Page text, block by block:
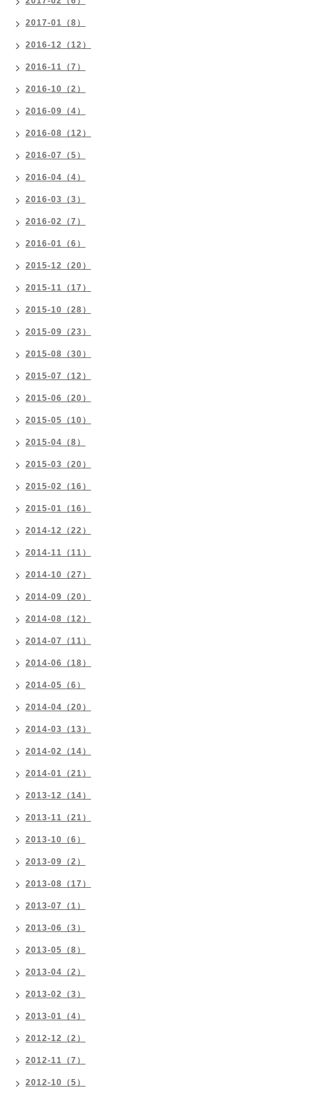
2017-01（8）
2016-12（12）
2016-11（7）
2016-10（2）
2016-09（4）
2016-08（12）
2016-07（5）
2016-04（4）
2016-03（3）
2016-02（7）
2016-01（6）
2015-12（20）
2015-11（17）
2015-10（28）
2015-09（23）
2015-08（30）
2015-07（12）
2015-06（20）
2015-05（10）
2015-04（8）
2015-03（20）
2015-02（16）
2015-01（16）
2014-12（22）
2014-11（11）
2014-10（27）
2014-09（20）
2014-08（12）
2014-07（11）
2014-06（18）
2014-05（6）
2014-04（20）
2014-03（13）
2014-02（14）
2014-01（21）
2013-12（14）
2013-11（21）
2013-10（6）
2013-09（2）
2013-08（17）
2013-07（1）
2013-06（3）
2013-05（8）
2013-04（2）
2013-02（3）
2013-01（4）
2012-12（2）
2012-11（7）
2012-10（5）